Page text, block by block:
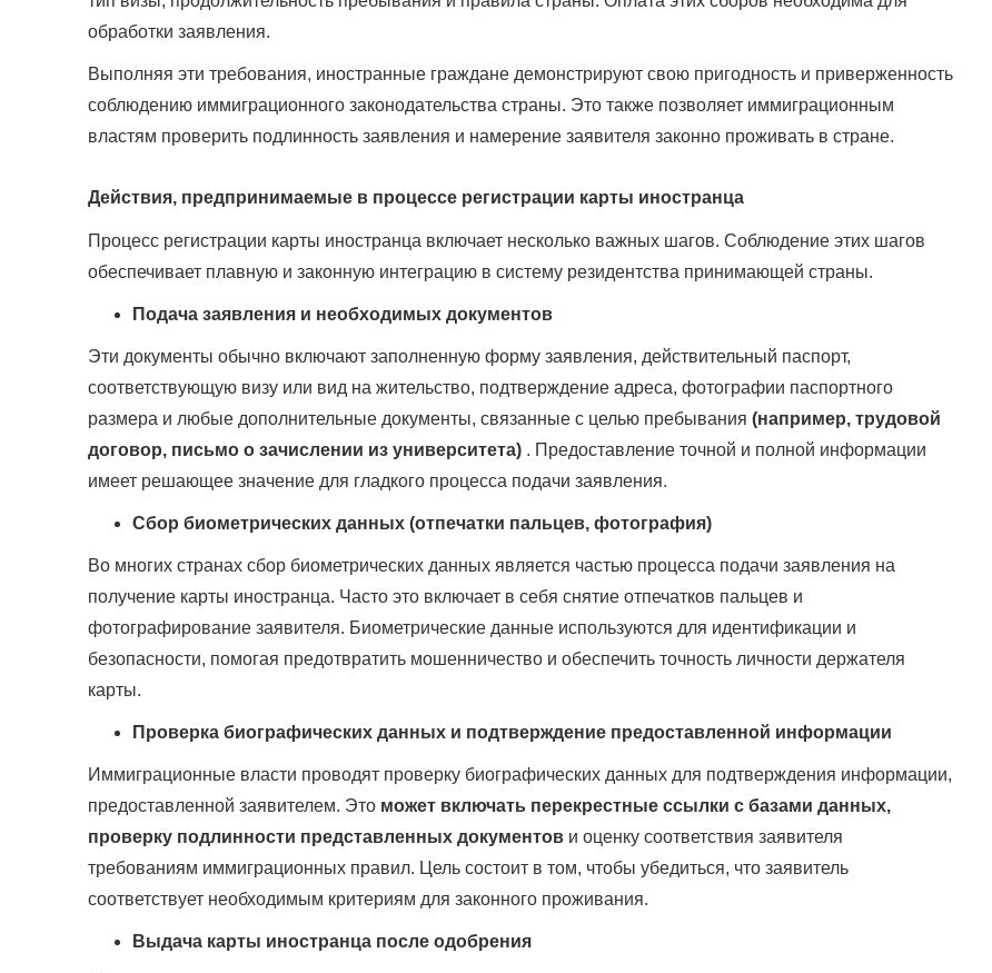
обработки заявления.
Выполняя эти требования, иностранные граждане демонстрируют свою пригодность и приверженность
соблюдению иммиграционного законодательства страны. Это также позволяет иммиграционным
властям проверить подлинность заявления и намерение заявителя законно проживать в стране.
Действия, предпринимаемые в процессе регистрации карты иностранца
Процесс регистрации карты иностранца включает несколько важных шагов. Соблюдение этих шагов
обеспечивает плавную и законную интеграцию в систему резидентства принимающей страны.
Подача заявления и необходимых документов
Эти документы обычно включают заполненную форму заявления, действительный паспорт,
соответствующую визу или вид на жительство, подтверждение адреса, фотографии паспортного
размера и любые дополнительные документы, связанные с целью пребывания (например, трудовой
договор, письмо о зачислении из университета). Предоставление точной и полной информации
имеет решающее значение для гладкого процесса подачи заявления.
Сбор биометрических данных (отпечатки пальцев, фотография)
Во многих странах сбор биометрических данных является частью процесса подачи заявления на
получение карты иностранца. Часто это включает в себя снятие отпечатков пальцев и
фотографирование заявителя. Биометрические данные используются для идентификации и
безопасности, помогая предотвратить мошенничество и обеспечить точность личности держателя
карты.
Проверка биографических данных и подтверждение предоставленной информации
Иммиграционные власти проводят проверку биографических данных для подтверждения информации,
предоставленной заявителем. Это может включать перекрестные ссылки с базами данных,
проверку подлинности представленных документови оценку соответствия заявителя
требованиям иммиграционных правил. Цель состоит в том, чтобы убедиться, что заявитель
соответствует необходимым критериям для законного проживания.
Выдача карты иностранца после одобрения